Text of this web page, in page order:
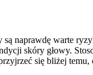
naprawdę warte
skóry głowy.
się bliżej